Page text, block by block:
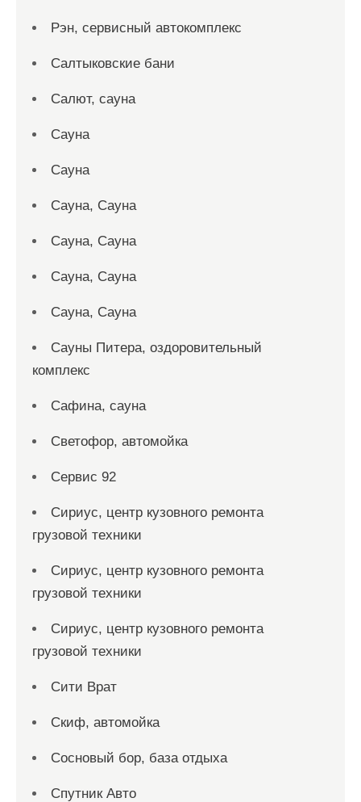
Рэн, сервисный автокомплекс
Салтыковские бани
Салют, сауна
Сауна
Сауна
Сауна, Сауна
Сауна, Сауна
Сауна, Сауна
Сауна, Сауна
Сауны Питера, оздоровительный
комплекс
Сафина, сауна
Светофор, автомойка
Сервис 92
Сириус, центр кузовного ремонта
грузовой техники
Сириус, центр кузовного ремонта
грузовой техники
Сириус, центр кузовного ремонта
грузовой техники
Сити Врат
Скиф, автомойка
Сосновый бор, база отдыха
Спутник Авто